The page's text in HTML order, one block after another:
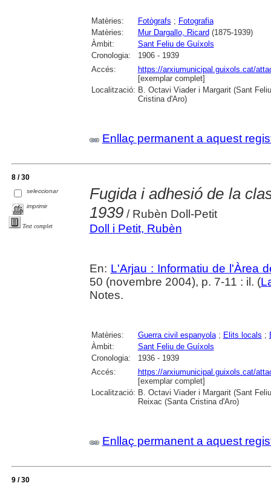
Matèries: Fotògrafs ; Fotografia
Matèries:
Mur Dargallo, Ricard(1875-1939)
Àmbit:
Sant Feliu de Guíxols
Cronologia:
1906 - 1939
Accés:
https://arxiumunicipal.guixols.cat/
[exemplar complet]
Localització: B. Octavi Viader i Margarit (Sant
Cristina d'Aro)
Enllaç permanent a aquest
8 / 30
seleccionar
imprimir
Text complet
Fugida i adhesió de la
1939/ Rubèn Doll-Petit
Doll i Petit, Rubèn
En: L'Arjau : Informatiu de l'Àrea
50 (novembre 2004), p. 7-11 : il. (
Notes.
Matèries: Guerra civil espanyola; Elits locals ;
Àmbit:
Sant Feliu de Guíxols
Cronologia:
1936 - 1939
Accés:
https://arxiumunicipal.guixols.cat/
[exemplar complet]
Localització: B. Octavi Viader i Margarit (Sant
Reixac (Santa Cristina d'Aro)
Enllaç permanent a aquest
9 / 30